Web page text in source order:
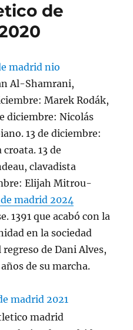
de
Al-Shamrani,
Marek Rodák,
diciembre: Nicolás
13 de diciembre:
13 de
clavadista
Elijah Mitrou-
madrid 2024
1391 que acabó con la
en la sociedad
de Dani Alves,
de su marcha.